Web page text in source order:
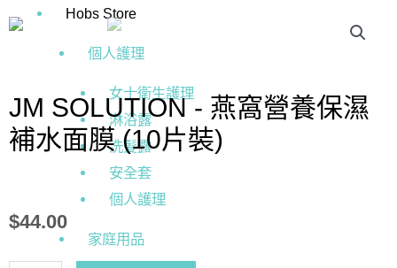
Hobs Store
個人護理
女士衛生護理
淋浴露
洗髪露
安全套
個人護理
家庭用品
JM SOLUTION - 燕窩營養保濕
補水面膜 (10片裝)
$44.00